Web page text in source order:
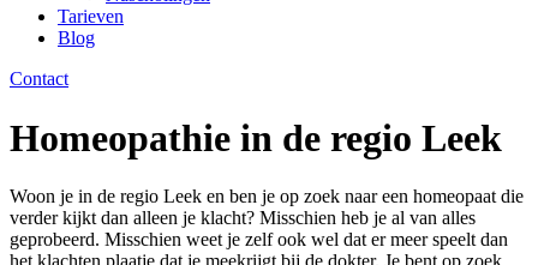
Tarieven
Blog
Contact
Homeopathie in de regio Leek
Woon je in de regio Leek en ben je op zoek naar een homeopaat die
verder kijkt dan alleen je klacht? Misschien heb je al van alles
geprobeerd. Misschien weet je zelf ook wel dat er meer speelt dan